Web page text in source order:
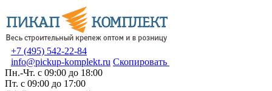
+7 (495) 542-22-84
info@pickup-komplekt.ru Скопировать
Пн.-Чт. с 09:00 до 18:00
Пт. с 09:00 до 17:00